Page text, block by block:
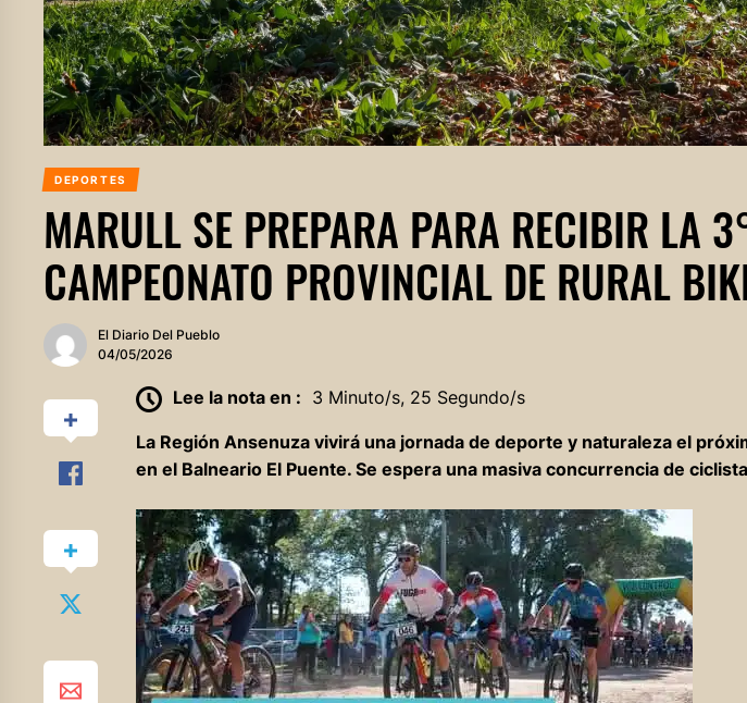
DEPORTES
MARULL SE PREPARA PARA RECIBIR LA
CAMPEONATO PROVINCIAL DE RURAL
El Diario Del Pueblo
04/05/2026
Lee la nota en : 3 Minuto/s, 25 Segundo/s
La Región Ansenuza vivirá una jornada de deporte y naturaleza el
en el Balneario El Puente. Se espera una masiva concurrencia de